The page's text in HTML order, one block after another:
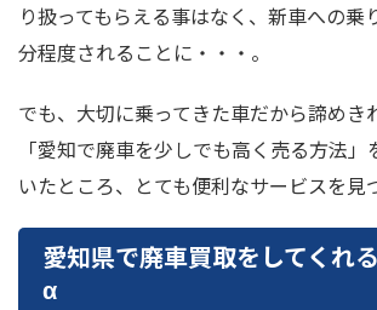
り扱ってもらえる事はなく、新車への乗
分程度されることに・・・。
でも、大切に乗ってきた車だから諦めき
「愛知で廃車を少しでも高く売る方法」
いたところ、とても便利なサービスを見
愛知県で廃車買取をしてくれ
α